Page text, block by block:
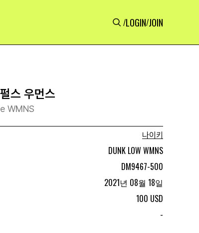
/LOGIN/JOIN
스 우먼스
WMNS
나이키
DUNK LOW WMNS
DM9467-500
2021년 08월 18일
100 USD
-